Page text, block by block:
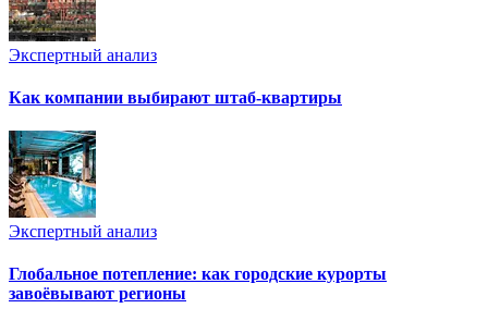
Экспертный анализ
Как компании выбирают штаб-квартиры
Экспертный анализ
Глобальное потепление: как городские курорты
завоёвывают регионы